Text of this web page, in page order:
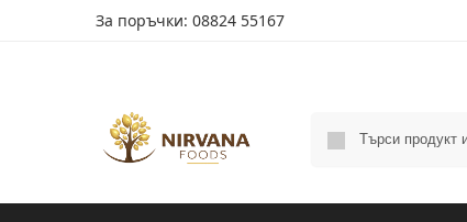
За поръчки: 08824 55167